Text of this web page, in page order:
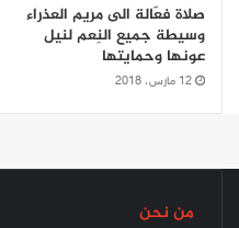
صلاة فعّالة الى مريم العذراء
وسيطة جميع النِعم لنيل
عونها وحمايتها
12 مارس، 2018
من نحن